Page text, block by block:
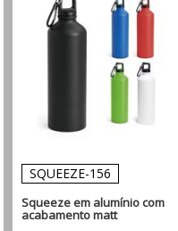
SQUEEZE-156
Squeeze em alumínio com
acabamento matt